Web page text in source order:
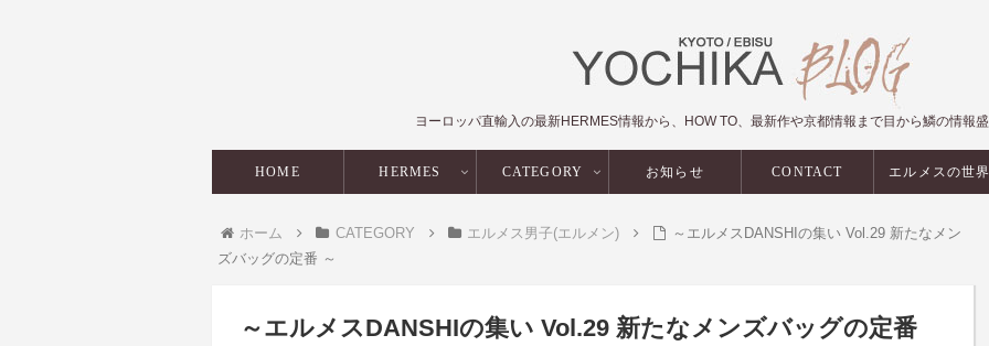
ヨーロッパ直輸入の最新HERMES情報から、HOW TO、最新作や京都情報まで目から鱗の情報
HOME HERMES CATEGORY お知らせ CONTACT エルメスの世
ホーム CATEGORY エルメス男子(エルメン)
～エルメスDANSHIの集い Vol.29 新たなメン
ズバッグの定番 ～
～エルメスDANSHIの集い Vol.29 新たなメンズバッグの定番